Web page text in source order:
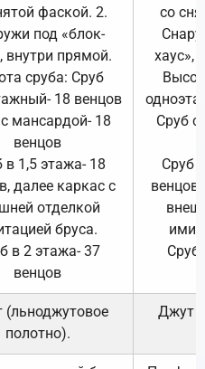
фаской. 2.
под «блок-
внутри прямой.
сруба: Сруб
18 венцов
мансардой- 18
венцов
в 1,5 этажа- 18
далее каркас с
отделкой
бруса.
в 2 этажа- 37
венцов
со
хаус»,
Сруб с
Сруб
Сруб
(льноджутовое
полотно).
Джут